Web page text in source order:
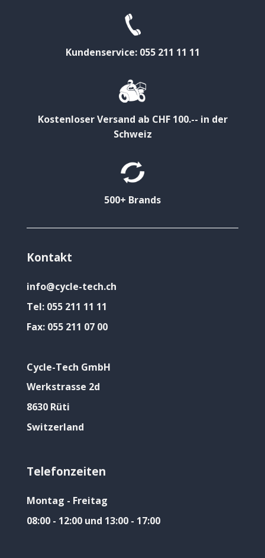
Kundenservice: 055 211 11 11
Kostenloser Versand ab CHF 100.-- in der
Schweiz
500+ Brands
Kontakt
info@cycle-tech.ch
Tel: 055 211 11 11
Fax: 055 211 07 00
Cycle-Tech GmbH
Werkstrasse 2d
8630 Rüti
Switzerland
Telefonzeiten
Montag - Freitag
08:00 - 12:00 und 13:00 - 17:00